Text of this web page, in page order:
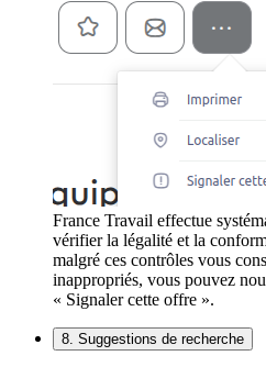
France Travail effectue
vérifier la légalité et la
malgré ces contrôles vous
inappropriés, vous pouvez
« Signaler cette offre ».
8. Suggestions de recherche